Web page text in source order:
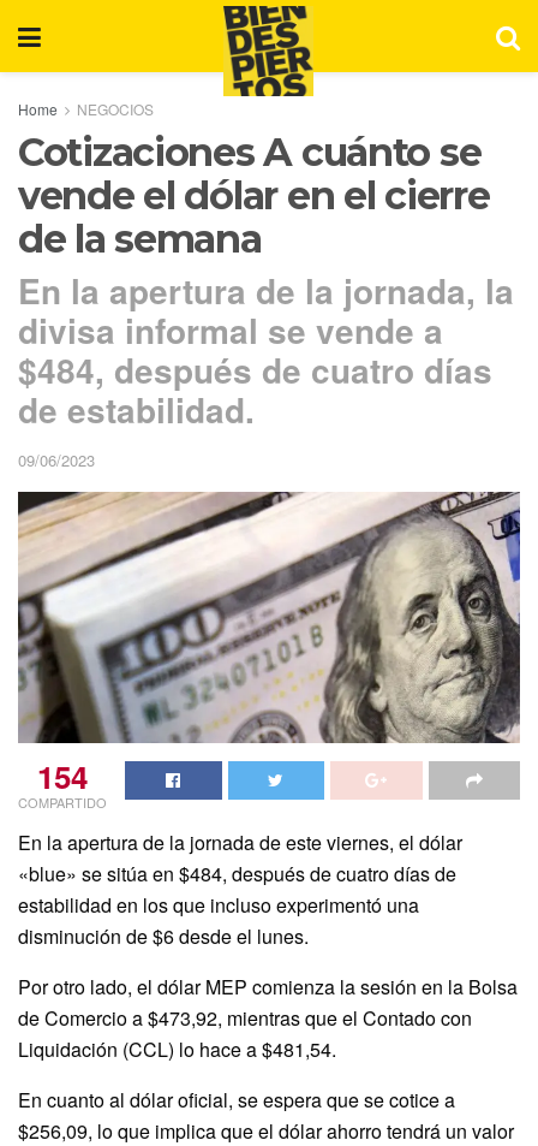
Home NEGOCIOS
Cotizaciones A cuánto se
vende el dólar en el cierre
de la semana
En la apertura de la jornada, la
divisa informal se vende a
$484, después de cuatro días
de estabilidad.
09/06/2023
154
COMPARTIDO
En la apertura de la jornada de este viernes, el dólar
«blue» se sitúa en $484, después de cuatro días de
estabilidad en los que incluso experimentó una
disminución de $6 desde el lunes.
Por otro lado, el dólar MEP comienza la sesión en la Bolsa
de Comercio a $473,92, mientras que el Contado con
Liquidación (CCL) lo hace a $481,54.
En cuanto al dólar oficial, se espera que se cotice a
$256,09, lo que implica que el dólar ahorro tendrá un valor